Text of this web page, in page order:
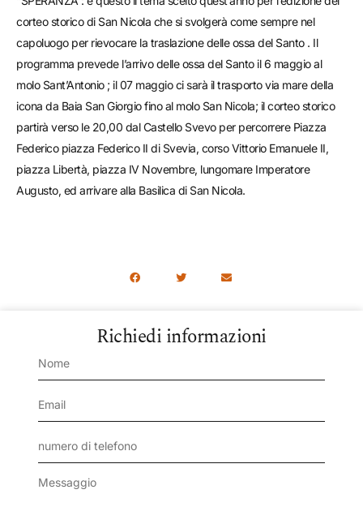
Richiedi informazioni
corteo storico di San Nicola che si svolgerà come sempre nel
capoluogo per rievocare la traslazione delle ossa del Santo . Il
programma prevede l’arrivo delle ossa del Santo il 6 maggio al
molo Sant’Antonio ; il 07 maggio ci sarà il trasporto via mare della
icona da Baia San Giorgio fino al molo San Nicola; il corteo storico
partirà verso le 20,00 dal Castello Svevo per percorrere Piazza
Federico piazza Federico II di Svevia, corso Vittorio Emanuele II,
piazza Libertà, piazza IV Novembre, lungomare Imperatore
Augusto, ed arrivare alla Basilica di San Nicola.